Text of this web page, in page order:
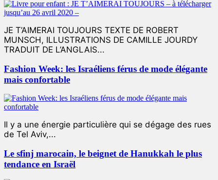
JE T’AIMERAI TOUJOURS TEXTE DE ROBERT
MUNSCH, ILLUSTRATIONS DE CAMILLE JOURDY
TRADUIT DE L’ANGLAIS...
Fashion Week: les Israéliens férus de mode élégante
mais confortable
Il y a une énergie particulière qui se dégage des rues
de Tel Aviv,...
Le sfinj marocain, le beignet de Hanukkah le plus
tendance en Israël